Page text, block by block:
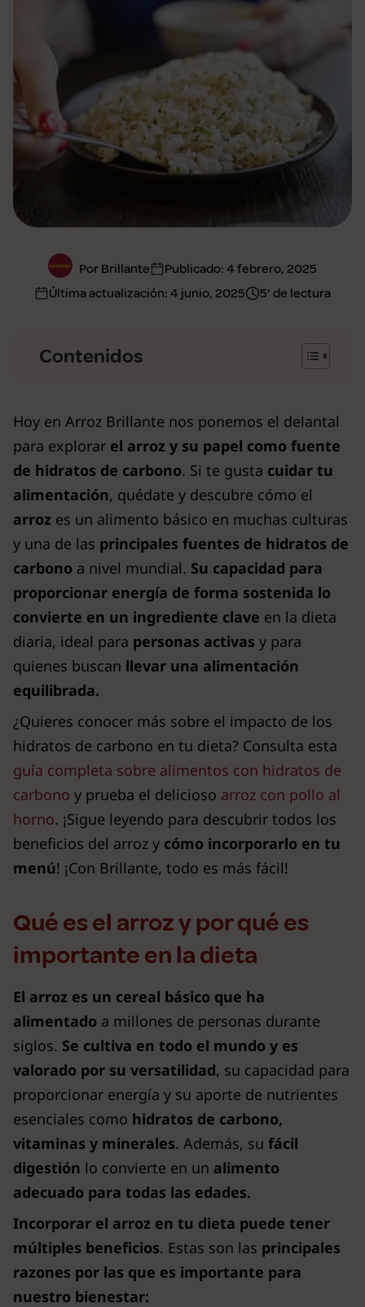
Por Brillante Publicado: 4 febrero, 2025
Última actualización: 4 junio, 2025 5' de lectura
Contenidos
Hoy en Arroz Brillante nos ponemos el delantal
para explorar el arroz y su papel como fuente
de hidratos de carbono. Si te gusta cuidar tu
alimentación, quédate y descubre cómo el
arroz es un alimento básico en muchas culturas
y una de las principales fuentes de hidratos de
carbono a nivel mundial. Su capacidad para
proporcionar energía de forma sostenida lo
convierte en un ingrediente clave en la dieta
diaria, ideal para personas activas y para
quienes buscan llevar una alimentación
equilibrada.
¿Quieres conocer más sobre el impacto de los
hidratos de carbono en tu dieta? Consulta esta
guía completa sobre alimentos con hidratos de
carbono y prueba el delicioso arroz con pollo al
horno. ¡Sigue leyendo para descubrir todos los
beneficios del arroz y cómo incorporarlo en tu
menú! ¡Con Brillante, todo es más fácil!
Qué es el arroz y por qué es
importante en la dieta
El arroz es un cereal básico que ha
alimentado a millones de personas durante
siglos. Se cultiva en todo el mundo y es
valorado por su versatilidad, su capacidad para
proporcionar energía y su aporte de nutrientes
esenciales como hidratos de carbono,
vitaminas y minerales. Además, su fácil
digestión lo convierte en un alimento
adecuado para todas las edades.
Incorporar el arroz en tu dieta puede tener
múltiples beneficios. Estas son las principales
razones por las que es importante para
nuestro bienestar: